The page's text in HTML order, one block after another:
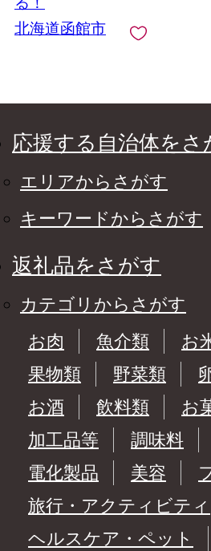
北海道函館市
応援する自治体をさ
エリアからさがす
キーワードからさがす
返礼品をさがす
カテゴリからさがす
お肉
魚介類
お
果物類
野菜類
お酒
飲料類 お
加工品等
調味料
電化製品
美容
旅行・アクティビティ
ヘルスケア・ペット